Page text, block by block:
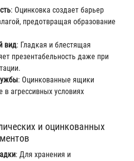
: Оцинковка создает барьер
предотвращая образование
вид: Гладкая и блестящая
презентабельность даже при
: Оцинкованные ящики
агрессивных условиях
и оцинкованных
: Для хранения и